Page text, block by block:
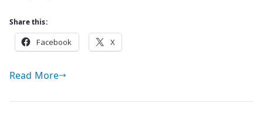
Share this:
Facebook X
Read More